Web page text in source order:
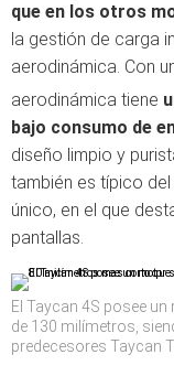
que en los otros
la gestión de carga
aerodinámica. Con
aerodinámica tiene
bajo consumo de
diseño limpio y
también es típico
único, en el que
pantallas.
El Taycan 4S posee
de 130 milímetros,
predecesores Taycan